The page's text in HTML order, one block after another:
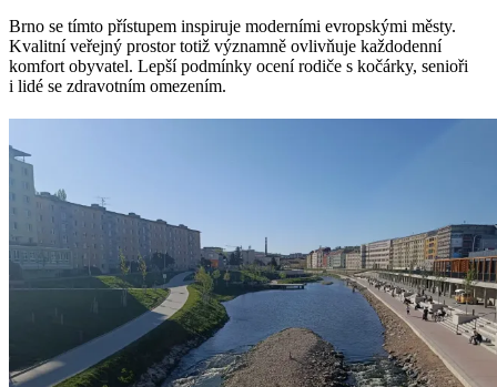
Brno se tímto přístupem inspiruje moderními evropskými městy.
Kvalitní veřejný prostor totiž významně ovlivňuje každodenní
komfort obyvatel. Lepší podmínky ocení rodiče s kočárky, senioři
i lidé se zdravotním omezením.